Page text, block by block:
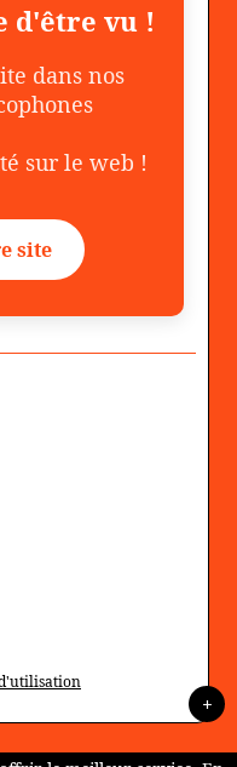
d'être vu !
dans nos
sur le web !
site
+